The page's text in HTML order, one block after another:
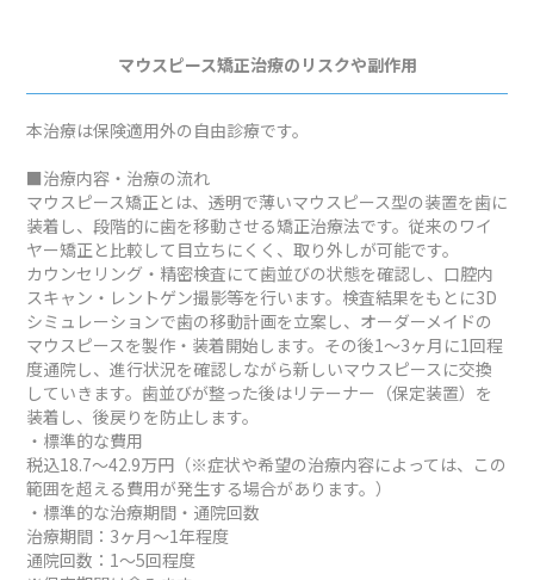
マウスピース矯正治療のリスクや副作用
本治療は保険適用外の自由診療です。
■治療内容・治療の流れ
マウスピース矯正とは、透明で薄いマウスピース型の装置を歯に
装着し、段階的に歯を移動させる矯正治療法です。従来のワイ
ヤー矯正と比較して目立ちにくく、取り外しが可能です。
カウンセリング・精密検査にて歯並びの状態を確認し、口腔内
スキャン・レントゲン撮影等を行います。検査結果をもとに3D
シミュレーションで歯の移動計画を立案し、オーダーメイドの
マウスピースを製作・装着開始します。その後1～3ヶ月に1回程
度通院し、進行状況を確認しながら新しいマウスピースに交換
していきます。歯並びが整った後はリテーナー（保定装置）を
装着し、後戻りを防止します。
・標準的な費用
税込18.7～42.9万円（※症状や希望の治療内容によっては、この
範囲を超える費用が発生する場合があります。）
・標準的な治療期間・通院回数
治療期間：3ヶ月～1年程度
通院回数：1～5回程度